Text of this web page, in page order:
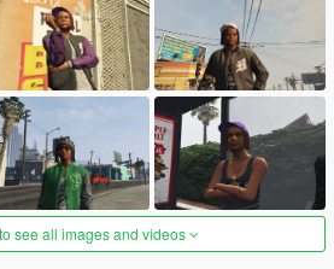
see all images and videos